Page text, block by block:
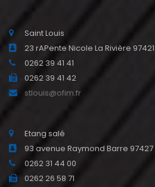
Saint Louis
23 rAPente Nicole La Rivière 97421
0262 39 41 41
0262 39 41 42
stlouis@ofim.fr
Etang salé
93 avenue Raymond Barre 97427
0262 31 44 00
0262 26 58 71